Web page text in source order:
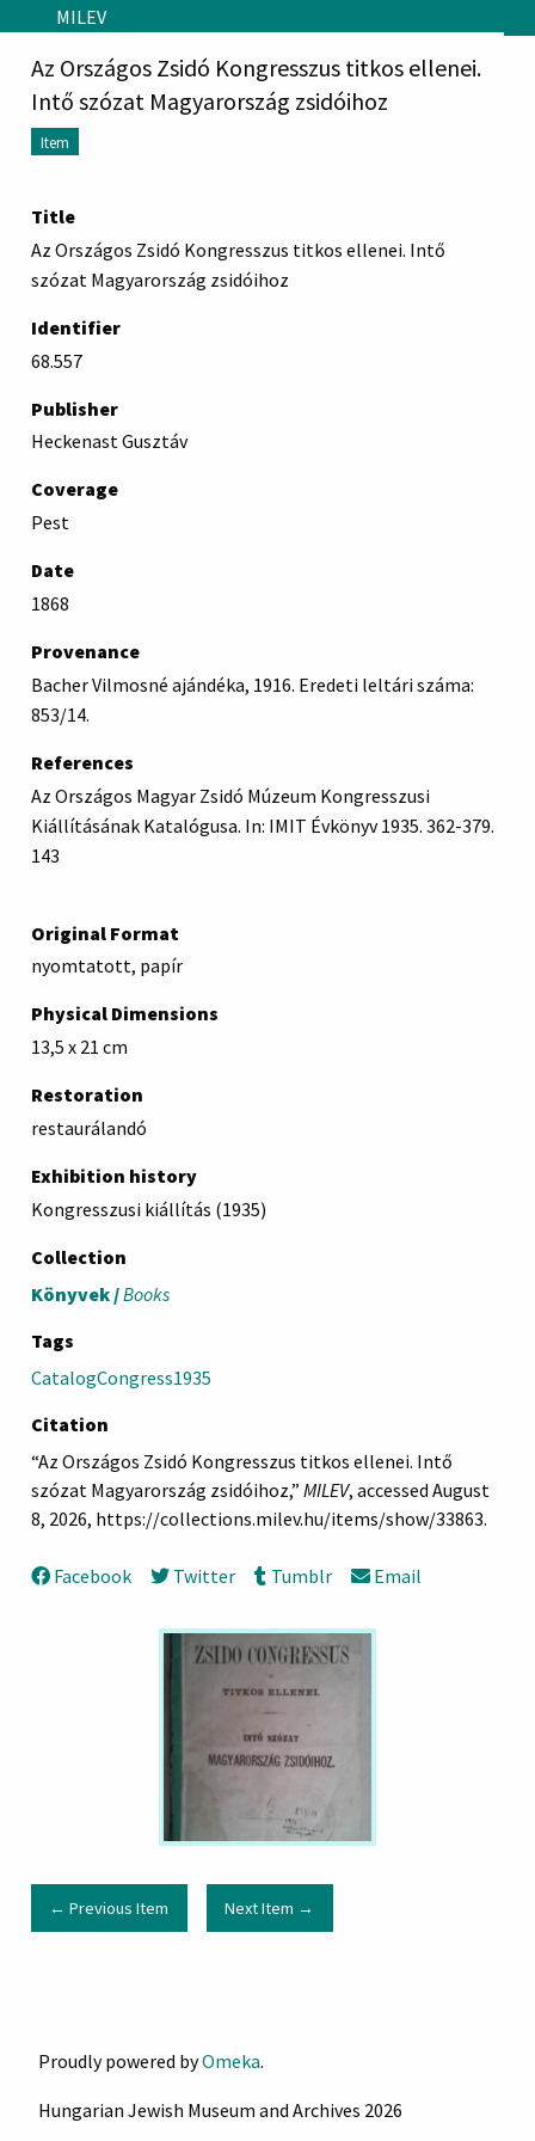
Skip to main content
MILEV
Az Országos Zsidó Kongresszus titkos ellenei.
Intő szózat Magyarország zsidóihoz
Item
Title
Az Országos Zsidó Kongresszus titkos ellenei. Intő
szózat Magyarország zsidóihoz
Identifier
68.557
Publisher
Heckenast Gusztáv
Coverage
Pest
Date
1868
Provenance
Bacher Vilmosné ajándéka, 1916. Eredeti leltári száma:
853/14.
References
Az Országos Magyar Zsidó Múzeum Kongresszusi
Kiállításának Katalógusa. In: IMIT Évkönyv 1935. 362-379.
143
Original Format
nyomtatott, papír
Physical Dimensions
13,5 x 21 cm
Restoration
restaurálandó
Exhibition history
Kongresszusi kiállítás (1935)
Collection
Könyvek /Books
Tags
CatalogCongress1935
Citation
“Az Országos Zsidó Kongresszus titkos ellenei. Intő
szózat Magyarország zsidóihoz,” MILEV, accessed August
8, 2026, https://collections.milev.hu/items/show/33863.
Facebook Twitter Tumblr Email
← Previous Item Next Item →
Proudly powered byOmeka.
Hungarian Jewish Museum and Archives 2026